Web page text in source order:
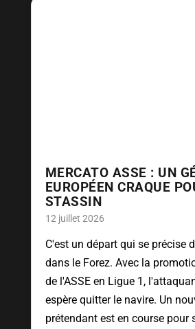
MERCATO ASSE : UN
EUROPÉEN CRAQUE
STASSIN
12 juillet 2026
C'est un départ qui se précise
dans le Forez. Avec la
de l'ASSE en Ligue 1,
espère quitter le navire. Un
prétendant est en course pour